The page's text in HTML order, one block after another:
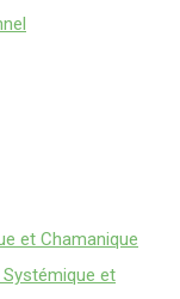
et Chamanique
et